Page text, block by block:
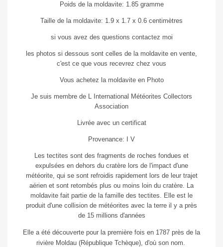
Poids de la moldavite: 1.85 gramme
Taille de la moldavite: 1.9 x 1.7 x 0.6 centimètres
si vous avez des questions contactez moi
les photos si dessous sont celles de la moldavite en vente,
c'est ce que vous recevrez chez vous
Vous achetez la moldavite en Photo
Je suis membre de L International Météorites Collectors
Association
Livrée avec un certificat
Provenance: I V
Les tectites sont des fragments de roches fondues et
expulsées en dehors du cratère lors de l'impact d'une
météorite, qui se sont refroidis rapidement lors de leur trajet
aérien et sont retombés plus ou moins loin du cratère. La
moldavite fait partie de la famille des tectites. Elle est le
produit d'une collision de météorites avec la terre il y a près
de 15 millions d'années
Elle a été découverte pour la première fois en 1787 près de la
rivière Moldau (République Tchèque), d'où son nom.